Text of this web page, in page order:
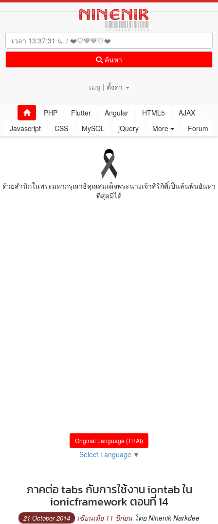
ค้นหา
เมนู | ตั้งค่า
PHP Flutter Angular HTML5
AJAX
Javascript
CSS MySQL jQuery More Forum
ด้วยสํานึกในพระมหากรุณาธิคุณสมเด็จพระนางเจ้าสิริกิติ์เป็นล้นพ้นอันหา
ที่สุดมิได้
Original Language (THAI)
Select Language ▼
ภาคต่อ tabs กับการใช้งาน iontab ใน
ionicframework ตอนที่ 14
21 October 2014 เขียนเมื่อ 11 ปีก่อน โดย Ninenik Narkdee